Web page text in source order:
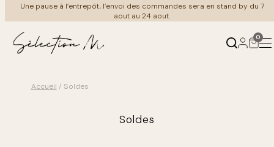
Aller
au
contenu
Une pause à l’entrepôt, l’envoi des commandes sera en stand by du 7
aout au 24 aout.
0
Produits
Ambiances
Accueil / Soldes
Soldes